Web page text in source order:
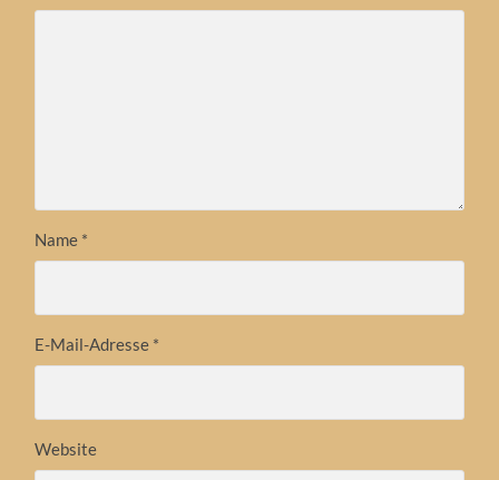
Name *
E-Mail-Adresse *
Website